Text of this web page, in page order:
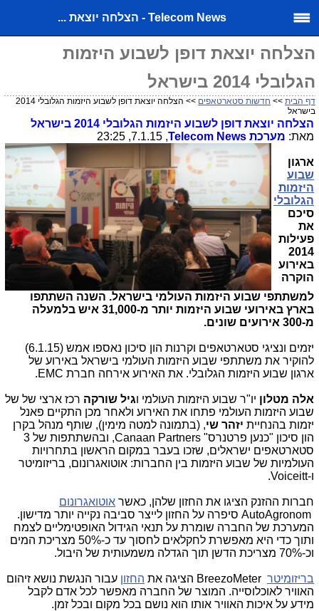
Telecom News - הצלחה יוצאת ...
הצלחה יוצאת דופן לשבוע היזמות
הגלובלי 2014 בישראל
דף הבית >> חדשות סטארטאפים
>> הצלחה יוצאת דופן לשבוע היזמות הגלובלי 2014
בישראל
הצלחה יוצאת דופן לשבוע היזמות הגלובלי 2014 בישראל
מאת: מערכת Telecom News
, 7.1.15, 23:25
ארגון
שבוע
היזמות
הגלובלי
סיכם
את
פעילות
2014
באירוע
הוקרה
למשתתפי שבוע היזמות העולמי בישראל. השנה השתתפו
בארץ באירועי שבוע היזמות יותר מ-31,000 איש בלמעלה
מ-300 אירועים שונים.
יזמים ונציגי סטארטאפים וקרנות הון סיכון נאספו אמש (6.1.15)
להוקיר את משתתפי שבוע היזמות העולמי בישראל באירוע של
ארגון שבוע היזמות הגלובלי. את האירוע אירחה חברת EMC
.
אלה מטלון יו"ר שבוע היזמות העולמי וגיל שורקה רכז ארצי של של
שבוע היזמות העולמי פתחו את האירוע ולאחר מכן התקיים פאנל
יזמות בהנחיית יזהר שי, (בתמונה למטה מימין), שותף מנהל בקרן
הון סיכון "כנען פרטנרס" Canaan Partners, ובהשתתפות של 3
סטארטאפים ישראלים, שזכו בעבר במקום הראשון בתחרויות
העולמיות של שבוע היזמות בין החברות: אוטואגרונום, בריזומיטר
ו-Voiceitt
.
חברות ההזנק הציגו את החזון שלהן, כאשר אוטואגרונום
AutoAgronom סיפרה על החזון לייצר סביבה נקייה יותר מדישון.
המערכת של החברה שומרת על תנאי הגידול האופטימליים לצמח
ותוך כדי היא מאפשרת לחקלאים לחסוך עד כ-50% מצריכת המים
וכ-70% מצריכת הדשן תוך הגדלה משמעותית של היבול.
בריזומיטר החזון עבור הנגשת נושא זיהום
האוויר לאוכלוסייה. המוצר של החברה מאפשר לכל אדם לקבל
מידע על איכות האוויר אותו הוא נושם בכל מקום ובכל זמן.